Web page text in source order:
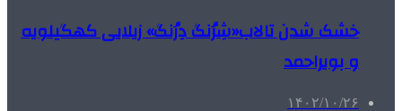
خشک شدن تالاب«شِرُنگ دِرُنگ» زیلایی کهگیلویه
و بویراحمد
۱۴۰۲/۱۰/۲۶